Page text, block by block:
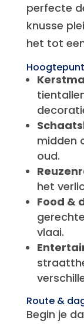
perfecte
knusse
het tot
midden
oud.
het
Food &
vlaai.
Route &
Begin je